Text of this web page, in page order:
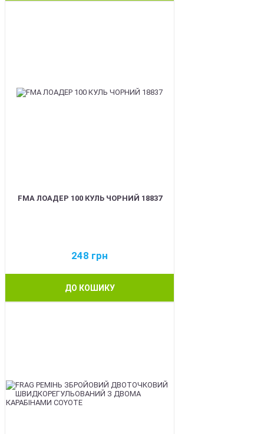
FMA ЛОАДЕР 100 КУЛЬ ЧОРНИЙ 18837
248 грн
ДО КОШИКУ